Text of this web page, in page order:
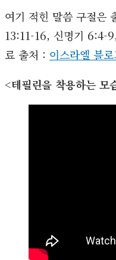
여기 적힌 말씀 구절은
13:11-16, 신명기 6:4-
료 출처 : 이스라엘 블
<테필린을 착용하는 모